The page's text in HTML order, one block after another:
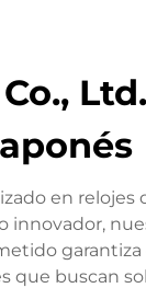
en
garantiza
que buscan